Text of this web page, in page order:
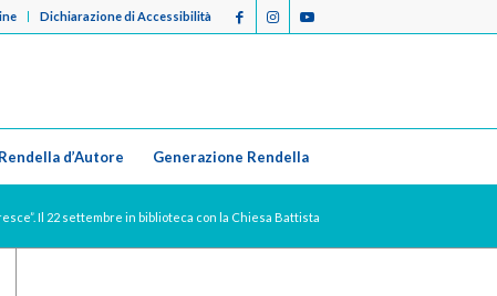
Dichiarazione di Accessibilità
Rendella d’Autore Generazione Rendella
Il 22 settembre in biblioteca con la Chiesa Battista